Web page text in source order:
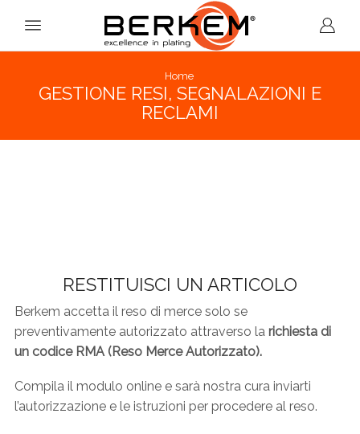
Home
GESTIONE RESI, SEGNALAZIONI E
RECLAMI
RESTITUISCI UN ARTICOLO
Berkem accetta il reso di merce solo se
preventivamente autorizzato attraverso la richiesta di
un codice RMA (Reso Merce Autorizzato).
Compila il modulo online e sarà nostra cura inviarti
l’autorizzazione e le istruzioni per procedere al reso.